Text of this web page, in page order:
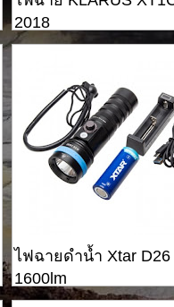
2018
ไฟฉายดำน้ำ Xtar D26
1600lm